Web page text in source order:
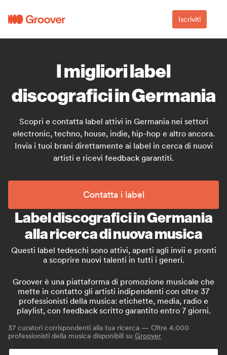
Iscriviti
I migliori label
discografici in Germania
Scopri e contatta label attivi in Germania nei settori
electronic, techno, house, indie, hip-hop e altro ancora.
Invia i tuoi brani direttamente ai label in cerca di nuovi
artisti e ricevi feedback garantiti.
Contatta i label
Label discografici in Germania
alla ricerca di nuova musica
Questi label tedeschi sono attivi, aperti agli invii e pronti
a scoprire nuovi talenti in tutti i generi.
Groover è una piattaforma di promozione musicale che
mette in contatto gli artisti indipendenti con oltre 37
professionisti della musica: etichette, media, radio e
playlist, con feedback scritto garantito entro 7 giorni.
37 curatori corrispondenti alla tua ricerca — Oltre 4.000
professionisti della musica disponibili su Groover